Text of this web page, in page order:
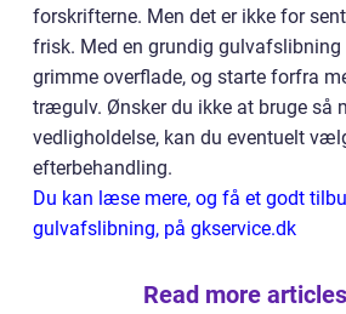
forskrifterne. Men det er ikke for
frisk. Med en grundig gulvafslibning
grimme overflade, og starte forfra
trægulv. Ønsker du ikke at bruge så
vedligholdelse, kan du eventuelt
efterbehandling.
Du kan læse mere, og få et godt
gulvafslibning, på gkservice.dk
Read more